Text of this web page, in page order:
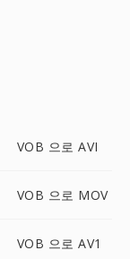
VOB 으로 AVI
VOB 으로 MOV
VOB 으로 AV1